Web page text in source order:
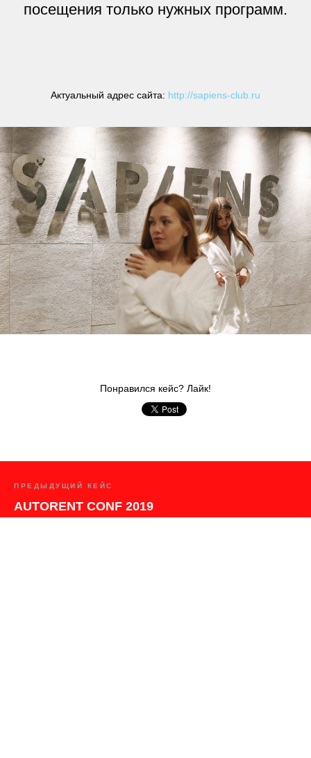
посещения только нужных программ.
Актуальный адрес сайта: http://sapiens-club.ru
Понравился кейс? Лайк!
ПРЕДЫДУЩИЙ КЕЙС
AUTORENT CONF 2019